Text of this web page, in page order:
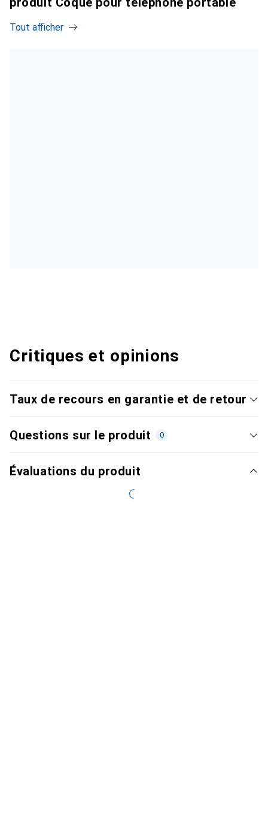
Tout afficher
Critiques et opinions
Taux de recours en garantie et de retour
Questions sur le produit 0
Évaluations du produit